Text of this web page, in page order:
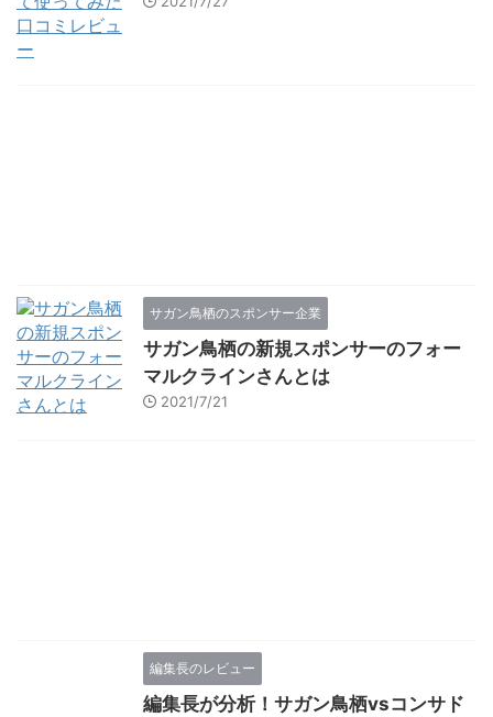
サガン鳥栖のスポンサー企業
サガン鳥栖の新規スポンサーのフォー
マルクラインさんとは
2021/7/21
編集長のレビュー
編集長が分析！サガン鳥栖vsコンサド